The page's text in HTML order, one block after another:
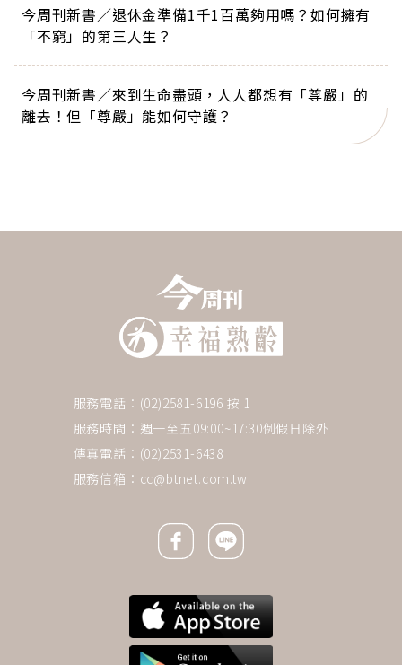
今周刊新書／退休金準備1千1百萬夠用嗎？如何擁有
「不窮」的第三人生？
今周刊新書／來到生命盡頭，人人都想有「尊嚴」的
離去！但「尊嚴」能如何守護？
服務電話：(02)2581-6196 按 1
服務時間：週一至五09:00~17:30例假日除外
傳真電話：(02)2531-6438
服務信箱： cc@btnet.com.tw
Facebook icon
Line icon